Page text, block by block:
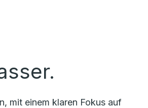
mit einem klaren Fokus auf